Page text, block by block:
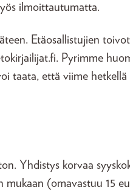
ilmoittautumatta.
Etäosallistujien
Pyrimme
taata, että viime
Yhdistys korvaa
(omavastuu 15